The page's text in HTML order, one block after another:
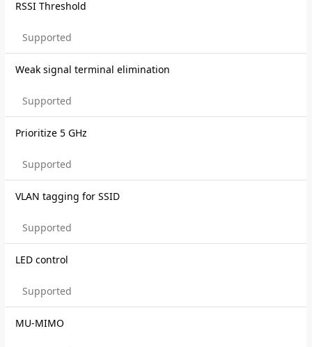
RSSI Threshold
Supported
Weak signal terminal elimination
Supported
Prioritize 5 GHz
Supported
VLAN tagging for SSID
Supported
LED control
Supported
MU-MIMO